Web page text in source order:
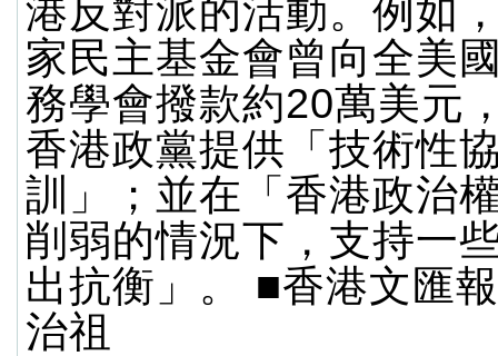
港反對派的活動。例如
家民主基金會曾向全美
務學會撥款約20萬美元
香港政黨提供「技術性
訓」；並在「香港政治
削弱的情況下，支持一
出抗衡」。 ■香港文匯
治祖